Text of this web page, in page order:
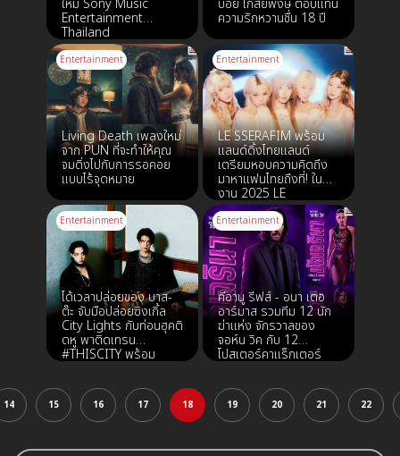
ใหม่ Sony Music
Entertainment
Thailand
บอย โกสิยพงษ์ ตอบแทน
ความรักหวานชื่น 18 ปี
Entertainment
Living Death เพลงใหม่
จาก PUN ที่จะทำให้คุณ
จมดิ่งไปกับการรอคอย
แบบไร้จุดหมาย
Entertainment
LE SSERAFIM พร้อม
แลนด์ดิ้งไทยแลนด์
เตรียมหอบความคิดถึง
มาหาแฟนไทยถึงที่! ใน
งาน 2025 LE
SSERAFIM TOUR
EASY CRAZY HOT IN
BANGKOK 9-10
สิงหาคมนี้
Entertainment
ได้เวลาปล่อยของ บาส-
ต๊ะ จับมือปล่อยซิงเกิ้ล
City Lights กับท่อนฮุคติ
ดหู พาติดเทรน
#THISCITY พร้อม
Entertainment
คีอานู รีฟส์ - อนา เดอ
อาร์มาส รวมทีม 12 นัก
ฆ่าแห่ง จักรวาลของ
จอห์น วิค กับ 12
โปสเตอร์คาแร็กเตอร์
บัลเลรินา แค้นกว่านรก 4
มิถุนายนนี้ ในโรง
ภาพยนตร์
14 15 16 17 18 19 20 21 22